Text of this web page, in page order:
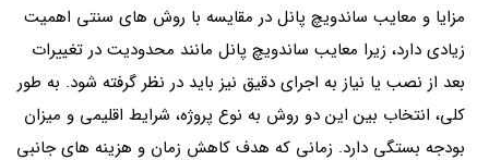
مزایا و معایب ساندویچ پانل در مقایسه با روش های سنتی اهمیت
زیادی دارد، زیرا معایب ساندویچ پانل مانند محدودیت در تغییرات
بعد از نصب یا نیاز به اجرای دقیق نیز باید در نظر گرفته شود. به طور
کلی، انتخاب بین این دو روش به نوع پروژه، شرایط اقلیمی و میزان
بودجه بستگی دارد. زمانی که هدف کاهش زمان و هزینه های جانبی